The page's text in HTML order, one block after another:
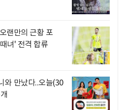
랜만의 근황 포
녀' 전격 합류
와 만났다..오늘(30